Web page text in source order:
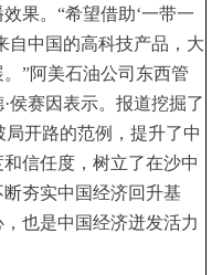
。“希望借助‘一带一
自中国的高科技产品，大
”阿美石油公司东西管
侯赛因表示。报道挖掘了
局开路的范例，提升了中
信任度，树立了在沙中
夯实中国经济回升基
也是中国经济迸发活力